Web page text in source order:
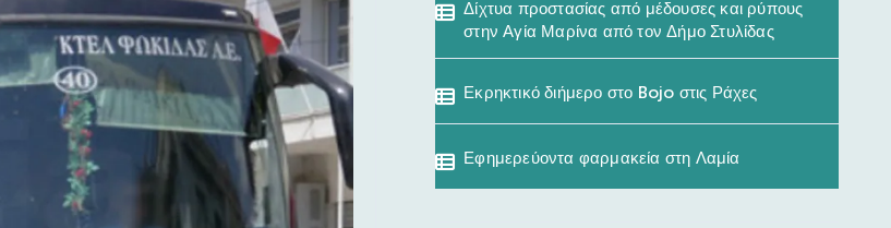
Δίχτυα προστασίας από μέδουσες και ρύπους
στην Αγία Μαρίνα από τον Δήμο Στυλίδας
Εκρηκτικό διήμερο στο Bojo στις Ράχες
Εφημερεύοντα φαρμακεία στη Λαμία